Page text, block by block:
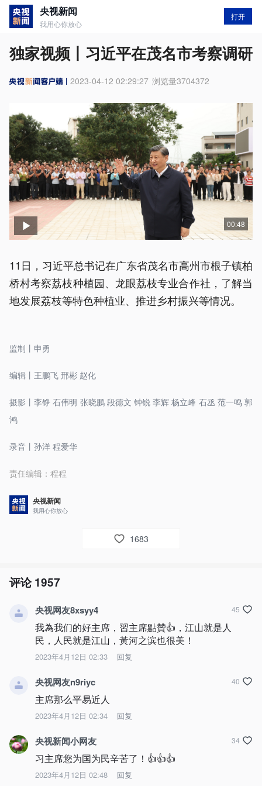
央视新闻
我用心你放心
打开
独家视频丨习近平在茂名市考察调研
2023-04-12 02:29:27 浏览量3704372
00:48
11日，习近平总书记在广东省茂名市高州市根子镇柏
桥村考察荔枝种植园、龙眼荔枝专业合作社，了解当
地发展荔枝等特色种植业、推进乡村振兴等情况。
监制丨申勇
编辑丨王鹏飞 邢彬 赵化
摄影丨李铮 石伟明 张晓鹏 段德文 钟锐 李辉 杨立峰 石丞 范一鸣 郭
鸿
录音丨孙洋 程爱华
责任编辑： 程程
央视新闻
我用心你放心
1683
评论1957
央视网友8xsyy4
我為我们的好主席，習主席點贊👍，江山就是人
民，人民就是江山，黃河之滨也很美！
2023年4月12日 02:33 回复
45
央视网友n9riyc
主席那么平易近人
2023年4月12日 02:34 回复
40
央视新闻小网友
习主席您为国为民辛苦了！👍👍👍
2023年4月12日 02:48 回复
34